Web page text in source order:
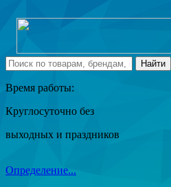
Время работы:
Круглосуточно без
выходных и праздников
Определение...